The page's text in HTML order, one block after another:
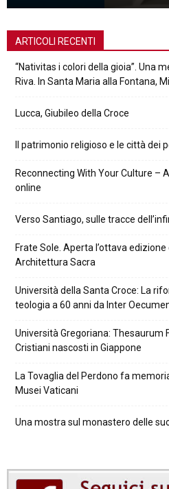
ARTICOLI RECENTI
“Nativitas i colori della gioia”. Una
Riva. In Santa Maria alla Fontana,
Lucca, Giubileo della Croce
Il patrimonio religioso e le città dei
Reconnecting With Your Culture –
online
Verso Santiago, sulle tracce
Frate Sole. Aperta l’ottava
Architettura Sacra
Università della Santa Croce: La
teologia a 60 anni da Inter
Università Gregoriana: Thesaurum
Cristiani nascosti in Giappone
La Tovaglia del Perdono fa
Musei Vaticani
Una mostra sul monastero delle